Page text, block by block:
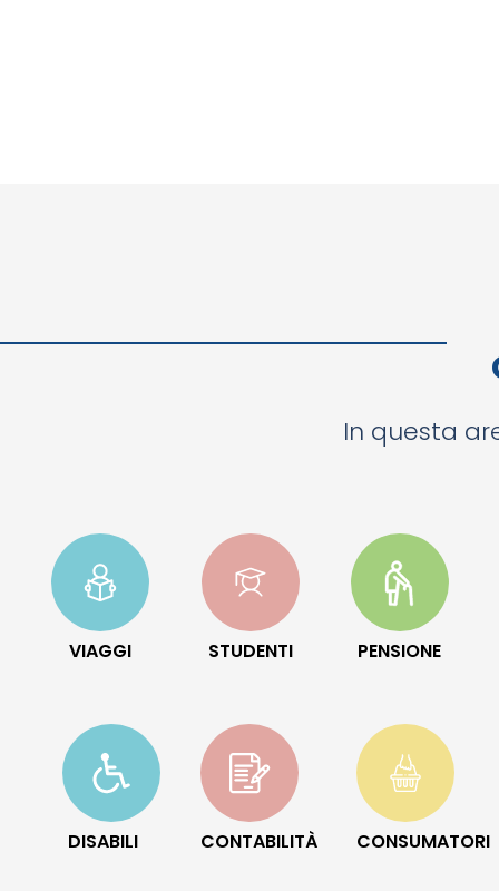
In questa
VIAGGI STUDENTI PENSIONE
DISABILI CONTABILITÀ CONSUMATORI